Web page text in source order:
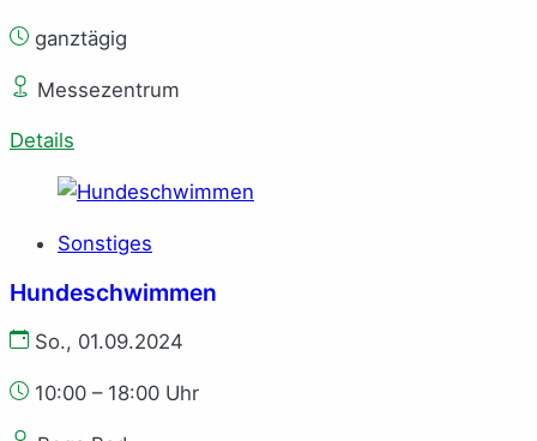
ganztägig
Messezentrum
Details
Sonstiges
Hundeschwimmen
So., 01.09.2024
10:00 – 18:00 Uhr